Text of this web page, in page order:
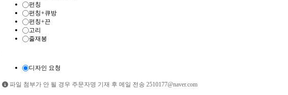
펀칭
펀칭+큐방
펀칭+끈
고리
줄재봉
디자인 요청
파일 첨부가 안 될 경우 주문자명 기재 후 메일 전송 2510177@naver.com